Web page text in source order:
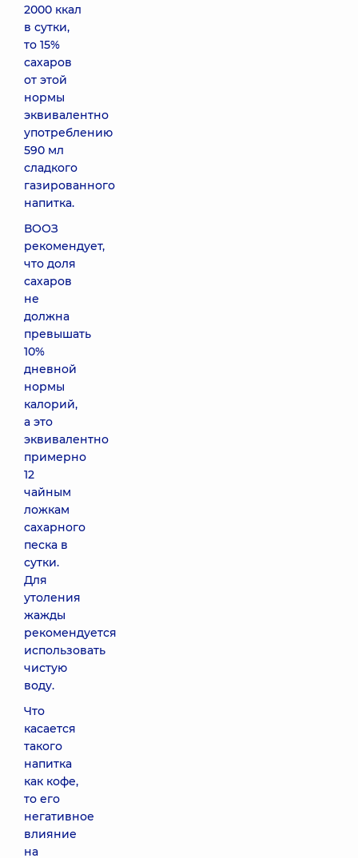
2000 ккал
в сутки,
то 15%
сахаров
от этой
нормы
эквивалентно
употреблению
590 мл
сладкого
газированного
напитка.
ВООЗ
рекомендует,
что доля
сахаров
не
должна
превышать
10%
дневной
нормы
калорий,
а это
эквивалентно
примерно
12
чайным
ложкам
сахарного
песка в
сутки.
Для
утоления
жажды
рекомендуется
использовать
чистую
воду.
Что
касается
такого
напитка
как кофе,
то его
негативное
влияние
на